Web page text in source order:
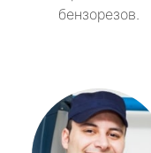
бензорезов.